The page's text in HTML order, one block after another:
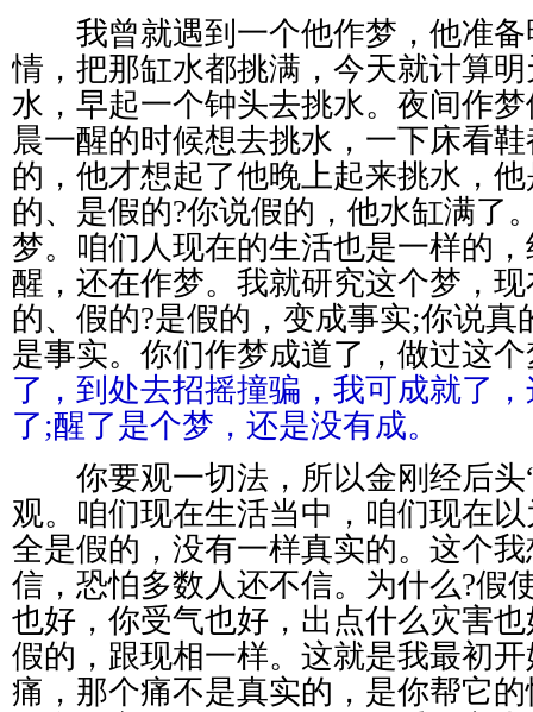
我曾就遇到一个他作梦，他准备
情，把那缸水都挑满，今天就计算
水，早起一个钟头去挑水。夜间作
晨一醒的时候想去挑水，一下床看
的，他才想起了他晚上起来挑水，
的、是假的?你说假的，他水缸满了
梦。咱们人现在的生活也是一样的
醒，还在作梦。我就研究这个梦，
的、假的?是假的，变成事实;你说真
是事实。你们作梦成道了，做过这个
了，到处去招摇撞骗，我可成就了
了;醒了是个梦，还是没有成。
你要观一切法，所以金刚经后头
观。咱们现在生活当中，咱们现在
全是假的，没有一样真实的。这个
信，恐怕多数人还不信。为什么?假
也好，你受气也好，出点什么灾害
假的，跟现相一样。这就是我最初
痛，那个痛不是真实的，是你帮它